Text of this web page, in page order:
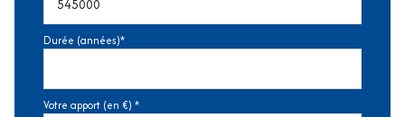
Durée (années)*
Votre apport (en €) *